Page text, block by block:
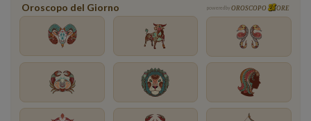
Oroscopo del Giorno powered by OROSCOPO ORE